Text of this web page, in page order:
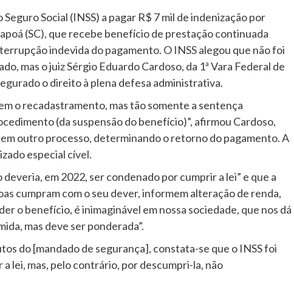
Social (INSS) a pagar R$ 7 mil de indenização por
(SC), que recebe benefício de prestação continuada
indevida do pagamento. O INSS alegou que não foi
mas o juiz Sérgio Eduardo Cardoso, da 1ª Vara Federal de
o direito à plena defesa administrativa.
o recadastramento, mas tão somente a sentença
(da suspensão do benefício)”, afirmou Cardoso,
outro processo, determinando o retorno do pagamento. A
especial cível.
em 2022, ser condenado por cumprir a lei” e que a
cumpram com o seu dever, informem alteração de renda,
o benefício, é inimaginável em nossa sociedade, que nos dá
mas deve ser ponderada”.
do [mandado de segurança], constata-se que o INSS foi
lei, mas, pelo contrário, por descumpri-la, não